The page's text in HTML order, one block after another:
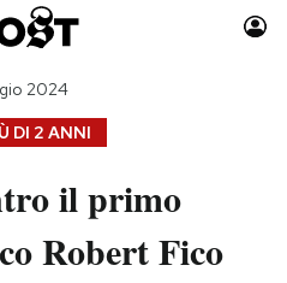
Auto
Moda
Consumismi
DI 2 ANNI
2024
il primo
Robert Fico